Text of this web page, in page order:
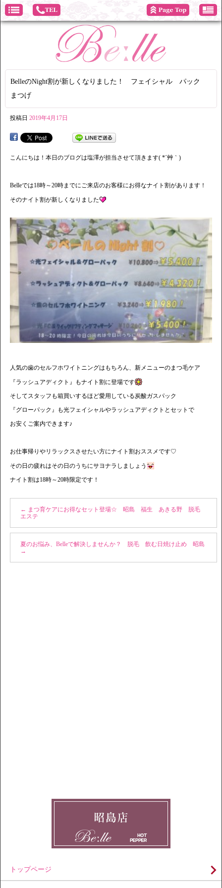
BelleのNight割が新しくなりました！ フェイシャル パック
まつげ
投稿日 2019年4月17日
こんにちは！本日のブログは塩澤が担当させて頂きます( *´艸｀)
Belleでは18時～20時までにご来店のお客様にお得なナイト割があります！
そのナイト割が新しくなりました
人気の歯のセルフホワイトニングはもちろん、新メニューのまつ毛ケア
『ラッシュアディクト』もナイト割に登場です
そしてスタッフも箱買いするほど愛用している炭酸ガスパック
『グローパック』も光フェイシャルやラッシュアディクトとセットで
お安くご案内できます♪
お仕事帰りやリラックスさせたい方にナイト割おススメです♡
その日の疲れはその日のうちにサヨナラしましょう
ナイト割は18時～20時限定です！
← まつ育ケアにお得なセット登場☆ 昭島 福生 あきる野 脱毛
エステ
夏のお悩み、Belleで解決しませんか？ 脱毛 飲む日焼け止め 昭島
→
トップページ